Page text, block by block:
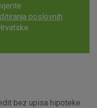
poslovnih
bez upisa hipoteke